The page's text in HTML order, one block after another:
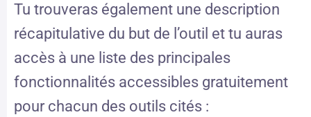
Tu trouveras également une description
récapitulative du but de l’outil et tu auras
accès à une liste des principales
fonctionnalités accessibles gratuitement
pour chacun des outils cités :